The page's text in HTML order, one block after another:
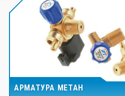
АРМАТУРА МЕТАН